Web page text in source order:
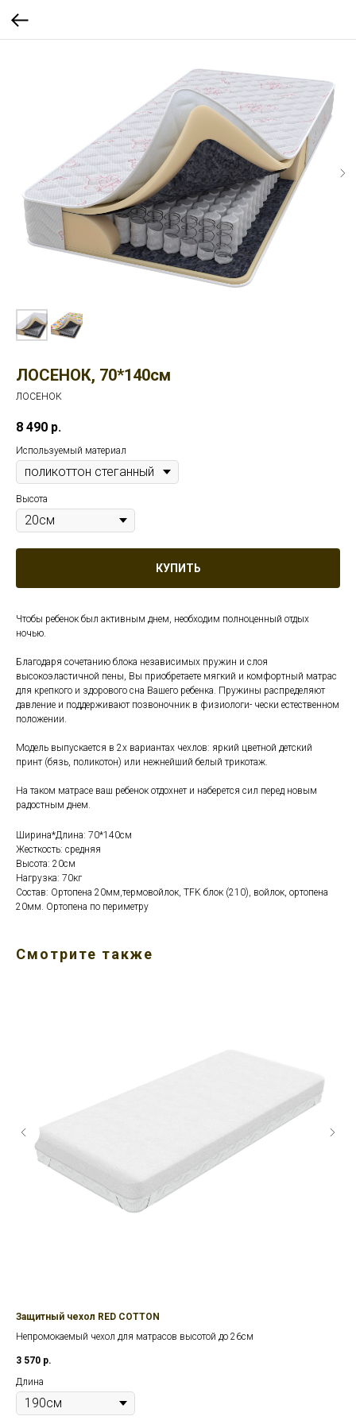
ЛОСЕНОК, 70*140см
ЛОСЕНОК
8 490 р.
Используемый материал
Высота
КУПИТЬ
Чтобы ребенок был активным днем, необходим полноценный отдых
ночью.
Благодаря сочетанию блока независимых пружин и слоя
высокоэластичной пены, Вы приобретаете мягкий и комфортный матрас
для крепкого и здорового сна Вашего ребенка. Пружины распределяют
давление и поддерживают позвоночник в физиологи- чески естественном
положении.
Модель выпускается в 2х вариантах чехлов: яркий цветной детский
принт (бязь, поликотон) или нежнейший белый трикотаж.
На таком матрасе ваш ребенок отдохнет и наберется сил перед новым
радостным днем.
Ширина*Длина: 70*140см
Жесткость: средняя
Высота: 20см
Нагрузка: 70кг
Состав: Ортопена 20мм,термовойлок, TFK блок (210), войлок, ортопена
20мм. Ортопена по периметру
Смотрите также
Защитный чехол RED COTTON
Непромокаемый чехол для матрасов высотой до 26см
3 570 р.
Длина